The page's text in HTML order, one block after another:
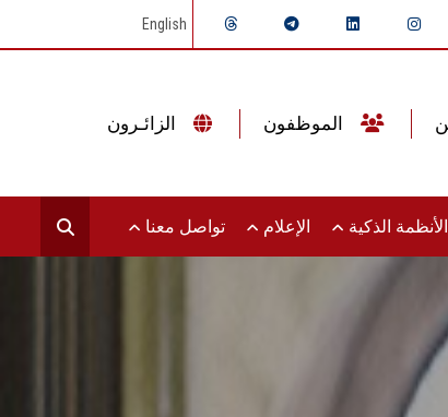
English
الأنظمة الذكية الإعلام تواصل معنا